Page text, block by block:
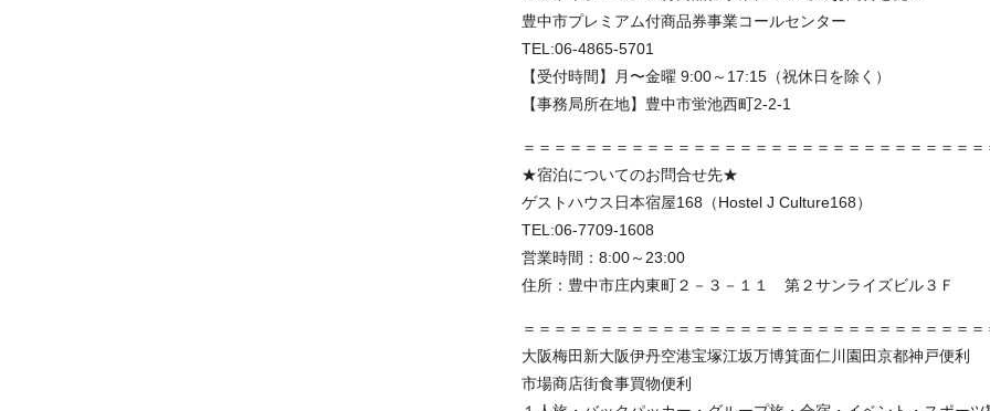
豊中市プレミアム付商品券事業コールセンター
TEL:06-4865-5701
【受付時間】月〜金曜 9:00～17:15（祝休日を除く）
【事務局所在地】豊中市蛍池西町2-2-1
＝＝＝＝＝＝＝＝＝＝＝＝＝＝＝＝＝＝＝＝＝＝＝＝＝＝＝＝＝＝
★宿泊についてのお問合せ先★
ゲストハウス日本宿屋168（Hostel J Culture168）
TEL:06-7709-1608
営業時間：8:00～23:00
住所：豊中市庄内東町２－３－１１ 第２サンライズビル３Ｆ
＝＝＝＝＝＝＝＝＝＝＝＝＝＝＝＝＝＝＝＝＝＝＝＝＝＝＝＝＝＝
大阪梅田新大阪伊丹空港宝塚江坂万博箕面仁川園田京都神戸便利
市場商店街食事買物便利